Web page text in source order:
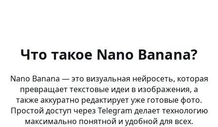
AI Easter art — Behance — генерация артов и фото для
Нейросеть AI Бот — MagicEdit — вдохновляйся Nano
AI Трансформер Фото (AI-бот) — AI-редактор без
Что такое Nano Banana?
Nano Banana — это визуальная нейросеть, которая
превращает текстовые идеи в изображения, а
также аккуратно редактирует уже готовые фото.
Простой доступ через Telegram делает технологию
максимально понятной и удобной для всех.